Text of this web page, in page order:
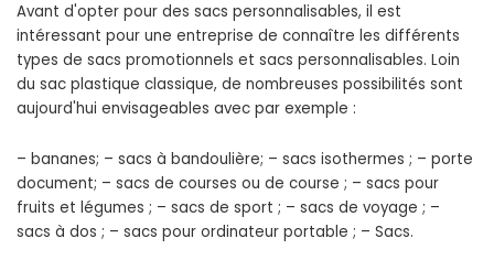
Avant d'opter pour des sacs personnalisables, il est
intéressant pour une entreprise de connaître les différents
types de sacs promotionnels et sacs personnalisables. Loin
du sac plastique classique, de nombreuses possibilités sont
aujourd'hui envisageables avec par exemple :
– bananes; – sacs à bandoulière; – sacs isothermes ; – porte
document; – sacs de courses ou de course ; – sacs pour
fruits et légumes ; – sacs de sport ; – sacs de voyage ; –
sacs à dos ; – sacs pour ordinateur portable ; – Sacs.